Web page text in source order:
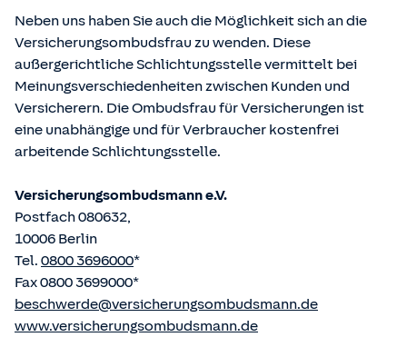
Neben uns haben Sie auch die Möglichkeit sich an die
Versicherungsombudsfrau zu wenden. Diese
außergerichtliche Schlichtungsstelle vermittelt bei
Meinungsverschiedenheiten zwischen Kunden und
Versicherern. Die Ombudsfrau für Versicherungen ist
eine unabhängige und für Verbraucher kostenfrei
arbeitende Schlichtungsstelle.
Versicherungsombudsmann e.V.
Postfach 080632,
10006 Berlin
Tel. 0800 3696000*
Fax 0800 3699000*
beschwerde@versicherungsombudsmann.de
www.versicherungsombudsmann.de